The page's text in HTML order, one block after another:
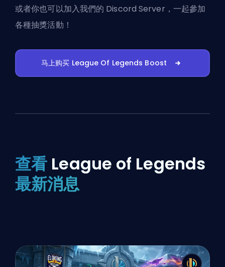
或者你也可以加入我們的 Discord Server ，一起參加
各種抽獎活動！
马上购买 League Of Legends Boost
查看 League of Legends
最新消息